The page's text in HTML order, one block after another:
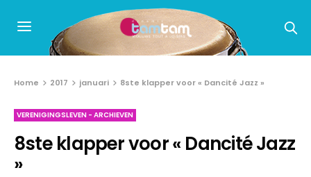
Home 2017 januari 8ste klapper voor « Dancité Jazz »
VERENIGINGSLEVEN - ARCHIEVEN
8ste klapper voor « Dancité Jazz
»